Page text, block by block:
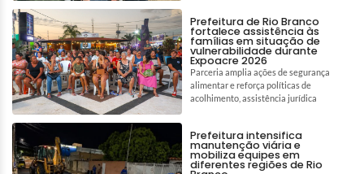
Prefeitura de Rio Branco
fortalece assistência às
famílias em situação de
vulnerabilidade durante
Expoacre 2026
Parceria amplia ações de segurança
alimentar e reforça políticas de
acolhimento, assistência jurídica
Prefeitura intensifica
manutenção viária e
mobiliza equipes em
diferentes regiões de Rio